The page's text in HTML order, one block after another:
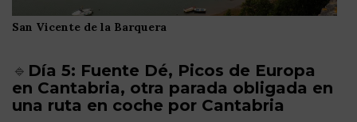
San Vicente de la Barquera
🔹 Día 5: Fuente Dé, Picos de Europa
en Cantabria, otra parada obligada en
una ruta en coche por Cantabria